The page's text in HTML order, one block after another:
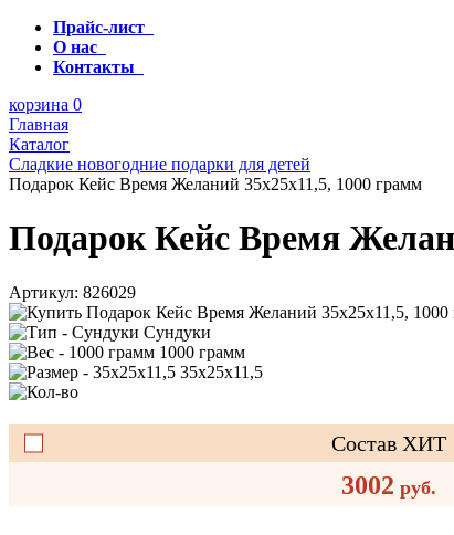
Прайс-лист
О нас
Контакты
корзина 0
Главная
Каталог
Сладкие новогодние подарки для детей
Подарок Кейс Время Желаний 35x25x11,5, 1000 грамм
Подарок Кейс Время
Артикул: 826029
Сундуки
1000 грамм
35x25x11,5
Состав ХИТ
3002 руб.